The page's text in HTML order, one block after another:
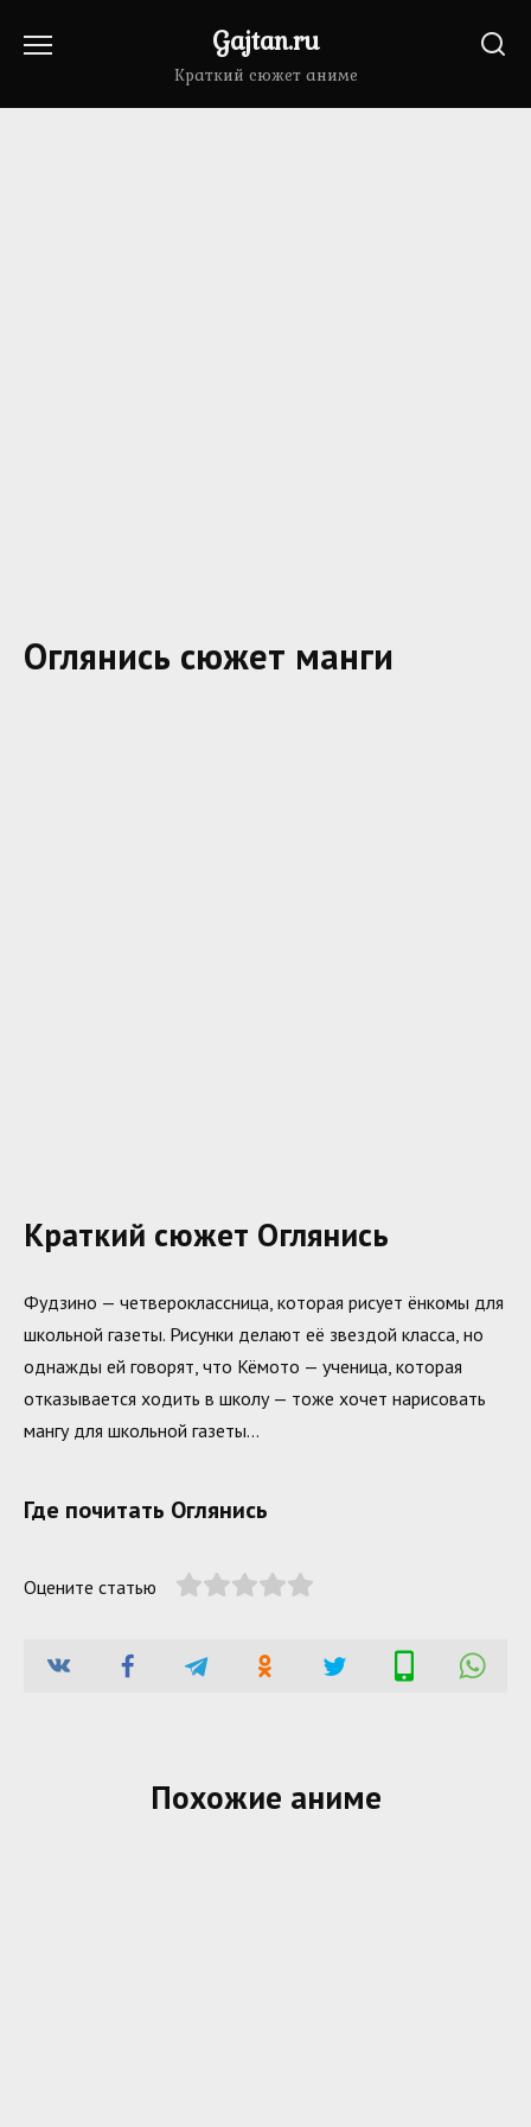
Gajtan.ru
Краткий сюжет аниме
Оглянись сюжет манги
Краткий сюжет Оглянись
Фудзино — четвероклассница, которая рисует ёнкомы для
школьной газеты. Рисунки делают её звездой класса, но
однажды ей говорят, что Кёмото — ученица, которая
отказывается ходить в школу — тоже хочет нарисовать
мангу для школьной газеты…
Где почитать Оглянись
Оцените статью
Похожие аниме